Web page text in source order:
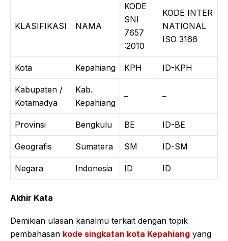
KLASIFIKASI NAMA
KODE
SNI
7657
:2010
KODE INTER
NATIONAL
ISO 3166
Kota Kepahiang KPH ID-KPH
Kabupaten /
Kotamadya
Kab.
Kepahiang
– –
Provinsi Bengkulu BE ID-BE
Geografis Sumatera SM ID-SM
Negara Indonesia ID ID
Akhir Kata
Demikian ulasan kanalmu terkait dengan topik
pembahasan kode singkatan kota Kepahiang yang